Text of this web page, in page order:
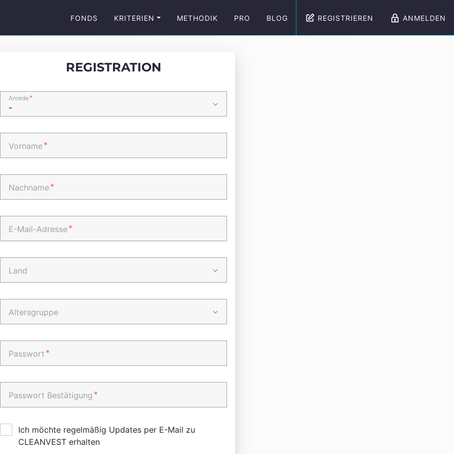
FONDS KRITERIEN METHODIK PRO BLOG REGISTRIEREN ANMELDEN
REGISTRATION
Anrede*
Vorname*
Nachname*
E-Mail-Adresse*
Land
Altersgruppe
Passwort *
Passwort Bestätigung *
Ich möchte regelmäßig Updates per E-Mail zu
CLEANVEST erhalten